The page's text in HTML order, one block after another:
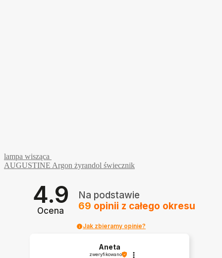
lampa wisząca
AUGUSTINE Argon żyrandol świecznik
4.9
Ocena
Na podstawie
69 opinii z całego okresu
Jak zbieramy opinie?
Aneta
zweryfikowano